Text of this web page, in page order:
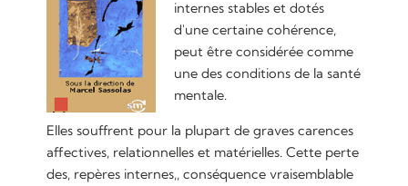
internes stables et dotés
d'une certaine cohérence,
peut être considérée comme
une des conditions de la santé
mentale.
Elles souffrent pour la plupart de graves carences
affectives, relationnelles et matérielles. Cette perte
des, repères internes,, conséquence vraisemblable